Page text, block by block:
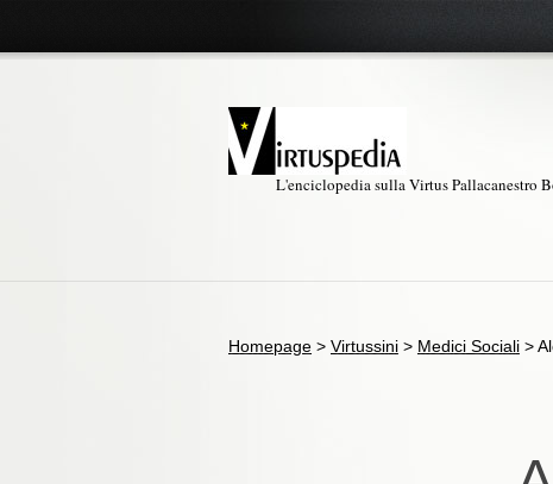
L'enciclopedia sulla Virtus Pallacanestro
Homepage > Virtussini > Medici Sociali >